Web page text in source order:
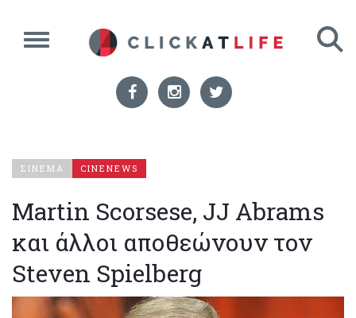
ΣΙΝΕΜΑ CINENEWS
Martin Scorsese, JJ Abrams
και άλλοι αποθεώνουν τον
Steven Spielberg